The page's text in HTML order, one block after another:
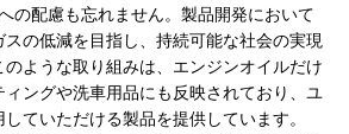
の配慮も忘れません。製品開発において
の低減を目指し、持続可能な社会の実現
ような取り組みは、エンジンオイルだけ
ングや洗車用品にも反映されており、ユ
ていただける製品を提供しています。